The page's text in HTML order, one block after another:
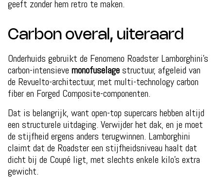
geeft zonder hem retro te maken.
Carbon overal, uiteraard
Onderhuids gebruikt de Fenomeno Roadster Lamborghini’s
carbon-intensieve monofuselagestructuur, afgeleid van
de Revuelto-architectuur, met multi-technology carbon
fiber en Forged Composite-componenten.
Dat is belangrijk, want open-top supercars hebben altijd
een structurele uitdaging. Verwijder het dak, en je moet
de stijfheid ergens anders terugwinnen. Lamborghini
claimt dat de Roadster een stijfheidsniveau haalt dat
dicht bij de Coupé ligt, met slechts enkele kilo’s extra
gewicht.